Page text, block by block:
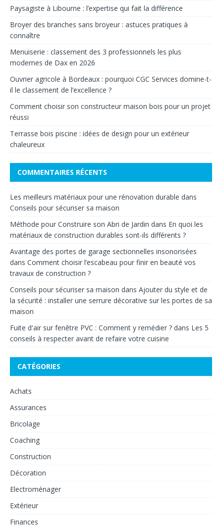
Paysagiste à Libourne : l’expertise qui fait la différence
Broyer des branches sans broyeur : astuces pratiques à
connaître
Menuiserie : classement des 3 professionnels les plus
modernes de Dax en 2026
Ouvrier agricole à Bordeaux : pourquoi CGC Services domine-t-
il le classement de l’excellence ?
Comment choisir son constructeur maison bois pour un projet
réussi
Terrasse bois piscine : idées de design pour un extérieur
chaleureux
COMMENTAIRES RÉCENTS
Les meilleurs matériaux pour une rénovation durable dans
Conseils pour sécuriser sa maison
Méthode pour Construire son Abri de Jardin dans En quoi les
matériaux de construction durables sont-ils différents ?
Avantage des portes de garage sectionnelles insonorisées
dans Comment choisir l’escabeau pour finir en beauté vos
travaux de construction ?
Conseils pour sécuriser sa maison dans Ajouter du style et de
la sécurité : installer une serrure décorative sur les portes de sa
maison
Fuite d'air sur fenêtre PVC : Comment y remédier ? dans Les 5
conseils à respecter avant de refaire votre cuisine
CATÉGORIES
Achats
Assurances
Bricolage
Coaching
Construction
Décoration
Electroménager
Extérieur
Finances